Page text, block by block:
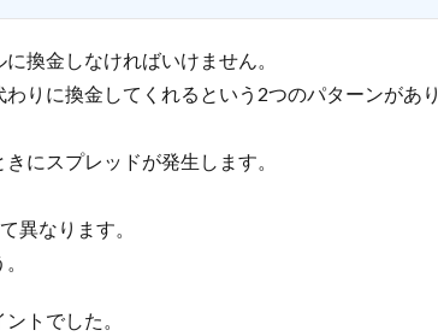
換金しなければいけません。
りに換金してくれるという2つのパターンがあり
にスプレッドが発生します。
異なります。
トでした。